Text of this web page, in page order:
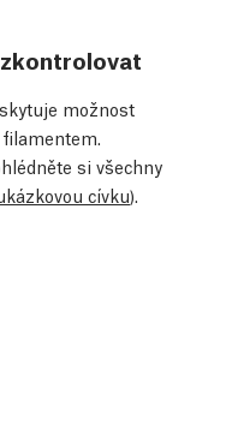
možnost
si všechny
cívku).